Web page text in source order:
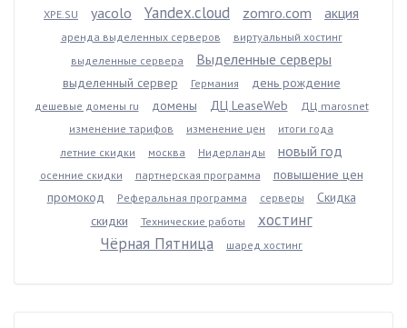
XPE.SU
yacolo Yandex.cloud zomro.com акция
аренда выделенных серверов
виртуальный хостинг
выделенные сервера
Выделенные серверы
выделенный сервер Германия день рождение
дешевые домены ru домены ДЦ LeaseWeb
ДЦ marosnet
изменение тарифов
изменение цен
итоги года
летние скидки
москва Нидерланды новый год
осенние скидки партнерская программа
повышение цен
промокод
Реферальная программа серверы
Скидка
скидки
Технические работы
хостинг
Чёрная Пятница
шаред хостинг